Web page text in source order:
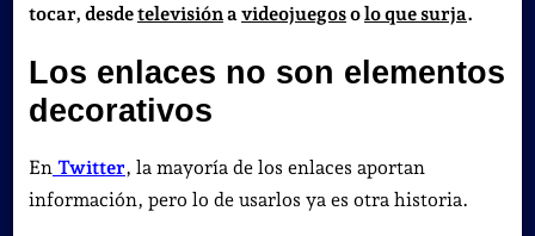
tocar, desdetelevisiónavideojuegosolo que surja.
Los enlaces no son elementos
decorativos
En Twitter, la mayoría de los enlaces aportan
información, pero lo de usarlos ya es otra historia.